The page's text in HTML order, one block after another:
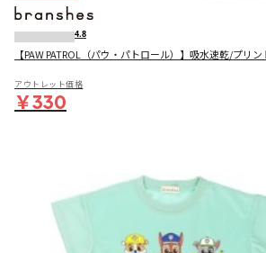
4.8
【PAW PATROL（パウ・パトロール）】吸水速乾/プリ
アウトレット価格
￥330